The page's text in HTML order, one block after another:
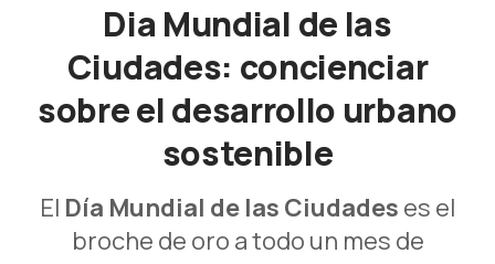
Dia Mundial de las
Ciudades: concienciar
sobre el desarrollo urbano
sostenible
El Día Mundial de las Ciudades es el
broche de oro a todo un mes de